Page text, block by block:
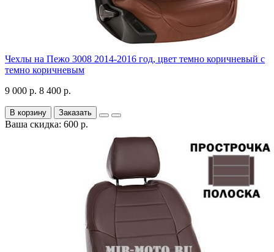
Чехлы на Пежо 3008 2014-2016 год, цвет темно коричневый с
темно коричневым
9 000 р. 8 400 р.
В корзину Заказать
Ваша скидка: 600 р.